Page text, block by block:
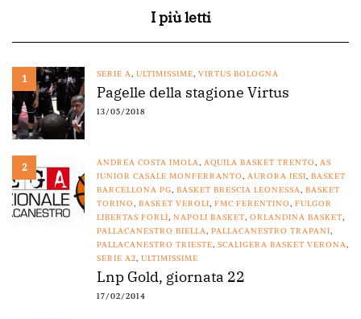
I più letti
1 SERIE A, ULTIMISSIME, VIRTUS BOLOGNA
Pagelle della stagione Virtus
13/05/2018
2 ANDREA COSTA IMOLA, AQUILA BASKET TRENTO, AS
JUNIOR CASALE MONFERRANTO, AURORA JESI, BASKET
BARCELLONA PG, BASKET BRESCIA LEONESSA, BASKET
TORINO, BASKET VEROLI, FMC FERENTINO, FULGOR
LIBERTAS FORLÌ, NAPOLI BASKET, ORLANDINA BASKET,
PALLACANESTRO BIELLA, PALLACANESTRO TRAPANI,
PALLACANESTRO TRIESTE, SCALIGERA BASKET VERONA,
SERIE A2, ULTIMISSIME
Lnp Gold, giornata 22
17/02/2014